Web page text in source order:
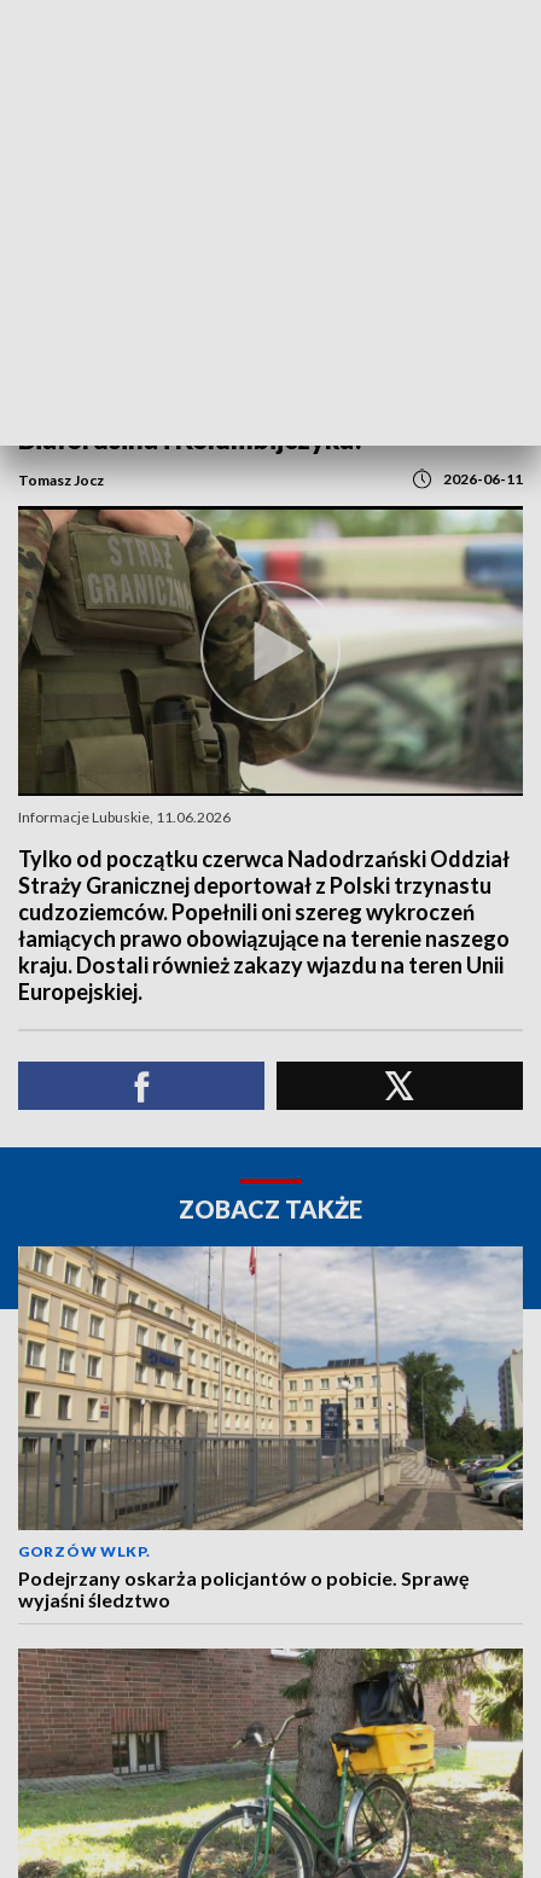
Białorusina i Kolumbijczyka!
Tomasz Jocz 2026-06-11
Informacje Lubuskie, 11.06.2026
Tylko od początku czerwca Nadodrzański Oddział
Straży Granicznej deportował z Polski trzynastu
cudzoziemców. Popełnili oni szereg wykroczeń
łamiących prawo obowiązujące na terenie naszego
kraju. Dostali również zakazy wjazdu na teren Unii
Europejskiej.
ZOBACZ TAKŻE
GORZÓW WLKP.
Podejrzany oskarża policjantów o pobicie. Sprawę
wyjaśni śledztwo